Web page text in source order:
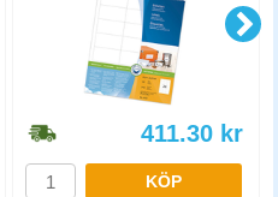
411.30 kr
KÖP